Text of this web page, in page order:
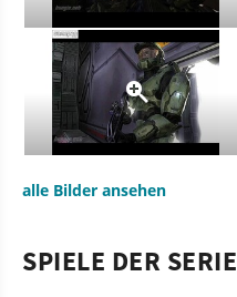
alle Bilder ansehen
SPIELE DER SERIE